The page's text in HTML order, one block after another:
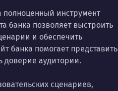
полноценный инструмент
банка позволяет выстроить
и обеспечить
банка помогает представить
доверие аудитории.
сценариев,